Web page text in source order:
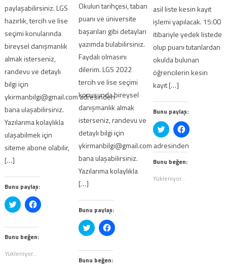
paylaşabilirsiniz. LGS
hazırlık, tercih ve lise
seçimi konularında
bireysel danışmanlık
almak isterseniz,
randevu ve detaylı
bilgi için
ykirmanbilgi@gmail.com adresinden
bana ulaşabilirsiniz.
Yazılarıma kolaylıkla
ulaşabilmek için
siteme abone olabilir,
[…]
Bunu paylaş:
Twitter
üzerinde
tıklayın
(Yeni
pencerede
Facebook'ta
paylaşmak
(Yeni
pencerede
Bunu beğen:
Yükleniyor...
Okulun tarihçesi, taban
puanı ve üniversite
başarıları gibi detayları
yazımda bulabilirsiniz.
Faydalı olmasını
dilerim. LGS 2022
tercih ve lise seçimi
konusunda bireysel
danışmanlık almak
isterseniz, randevu ve
detaylı bilgi için
ykirmanbilgi@gmail.com adresinden
bana ulaşabilirsiniz.
Yazılarıma kolaylıkla
[…]
Bunu paylaş:
Twitter
üzerinde
tıklayın
(Yeni
pencerede
Facebook'ta
paylaşmak
(Yeni
pencerede
Bunu beğen:
asil liste kesin kayıt
işlemi yapılacak. 15:00
itibariyle yedek listede
olup puanı tutanlardan
okulda bulunan
öğrencilerin kesin
kayıt […]
Bunu paylaş:
Twitter
üzerinde
için
tıklayın
(Yeni
pencerede
Facebook'ta
paylaşmak
tıklayın
(Yeni
pencerede
Bunu beğen:
Yükleniyor...